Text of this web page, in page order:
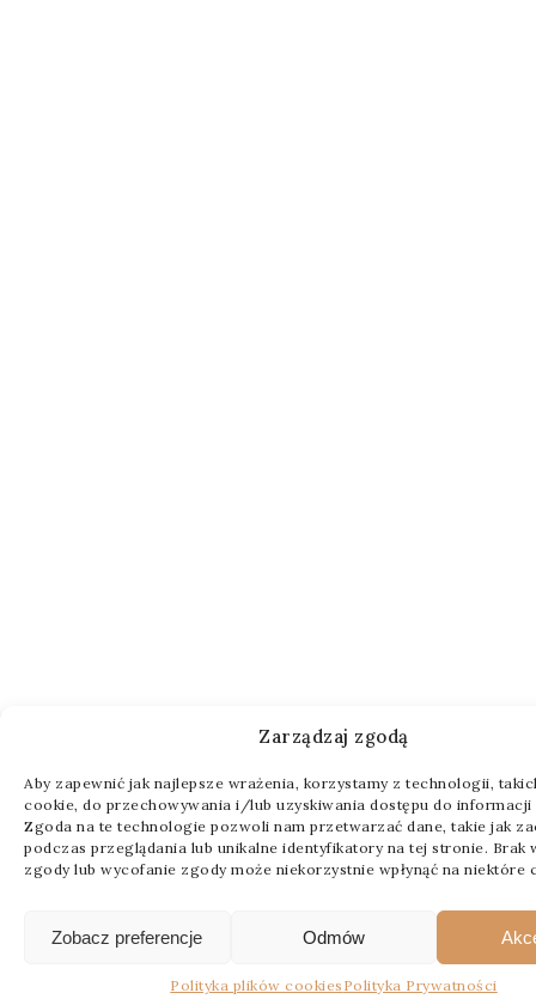
Zarządzaj zgodą
Aby zapewnić jak najlepsze wrażenia, korzystamy z technologii,
cookie, do przechowywania i/lub uzyskiwania dostępu do informacji
Zgoda na te technologie pozwoli nam przetwarzać dane, takie jak
podczas przeglądania lub unikalne identyfikatory na tej stronie. Brak
zgody lub wycofanie zgody może niekorzystnie wpłynąć na niektóre
Odmów
Zobacz preferencje
Polityka plików cookies Polityka Prywatności